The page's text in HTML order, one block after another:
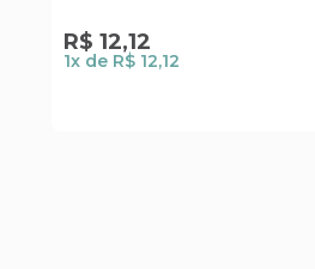
R$ 12,12
1x de R$ 12,12